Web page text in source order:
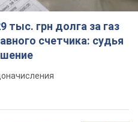
тыс. грн долга за газ
счетчика: судья